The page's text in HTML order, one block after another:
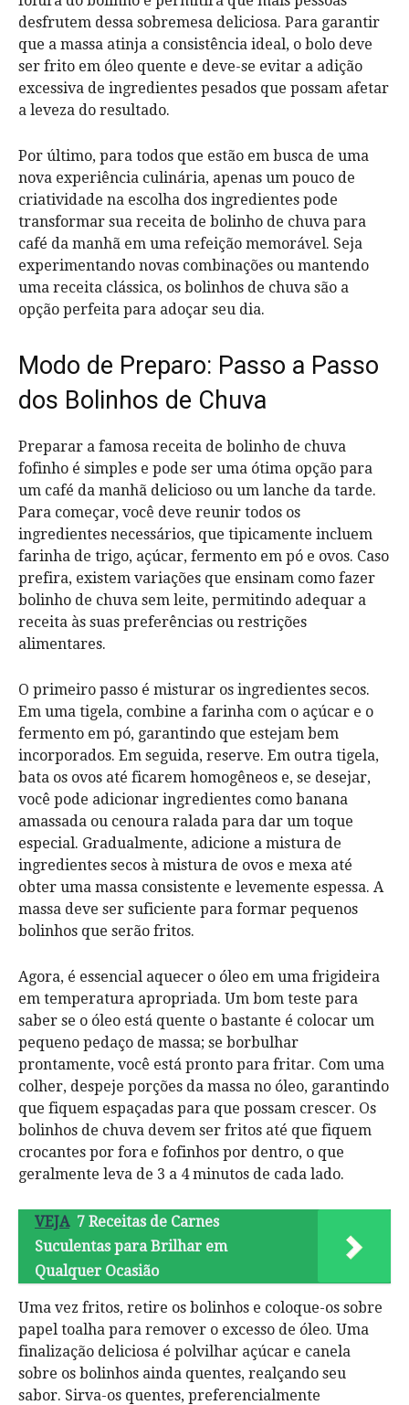
desfrutem dessa sobremesa deliciosa. Para garantir
que a massa atinja a consistência ideal, o bolo deve
ser frito em óleo quente e deve-se evitar a adição
excessiva de ingredientes pesados que possam afetar
a leveza do resultado.
Por último, para todos que estão em busca de uma
nova experiência culinária, apenas um pouco de
criatividade na escolha dos ingredientes pode
transformar sua receita de bolinho de chuva para
café da manhã em uma refeição memorável. Seja
experimentando novas combinações ou mantendo
uma receita clássica, os bolinhos de chuva são a
opção perfeita para adoçar seu dia.
Modo de Preparo: Passo a Passo
dos Bolinhos de Chuva
Preparar a famosa receita de bolinho de chuva
fofinho é simples e pode ser uma ótima opção para
um café da manhã delicioso ou um lanche da tarde.
Para começar, você deve reunir todos os
ingredientes necessários, que tipicamente incluem
farinha de trigo, açúcar, fermento em pó e ovos. Caso
prefira, existem variações que ensinam como fazer
bolinho de chuva sem leite, permitindo adequar a
receita às suas preferências ou restrições
alimentares.
O primeiro passo é misturar os ingredientes secos.
Em uma tigela, combine a farinha com o açúcar e o
fermento em pó, garantindo que estejam bem
incorporados. Em seguida, reserve. Em outra tigela,
bata os ovos até ficarem homogêneos e, se desejar,
você pode adicionar ingredientes como banana
amassada ou cenoura ralada para dar um toque
especial. Gradualmente, adicione a mistura de
ingredientes secos à mistura de ovos e mexa até
obter uma massa consistente e levemente espessa. A
massa deve ser suficiente para formar pequenos
bolinhos que serão fritos.
Agora, é essencial aquecer o óleo em uma frigideira
em temperatura apropriada. Um bom teste para
saber se o óleo está quente o bastante é colocar um
pequeno pedaço de massa; se borbulhar
prontamente, você está pronto para fritar. Com uma
colher, despeje porções da massa no óleo, garantindo
que fiquem espaçadas para que possam crescer. Os
bolinhos de chuva devem ser fritos até que fiquem
crocantes por fora e fofinhos por dentro, o que
geralmente leva de 3 a 4 minutos de cada lado.
VEJA 7 Receitas de Carnes
Suculentas para Brilhar em
Qualquer Ocasião
Uma vez fritos, retire os bolinhos e coloque-os sobre
papel toalha para remover o excesso de óleo. Uma
finalização deliciosa é polvilhar açúcar e canela
sobre os bolinhos ainda quentes, realçando seu
sabor. Sirva-os quentes, preferencialmente